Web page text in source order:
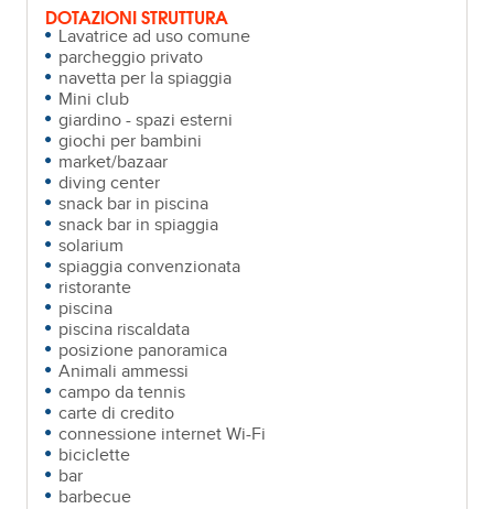
DOTAZIONI STRUTTURA
Lavatrice ad uso comune
parcheggio privato
navetta per la spiaggia
Mini club
giardino - spazi esterni
giochi per bambini
market/bazaar
diving center
snack bar in piscina
snack bar in spiaggia
solarium
spiaggia convenzionata
ristorante
piscina
piscina riscaldata
posizione panoramica
Animali ammessi
campo da tennis
carte di credito
connessione internet Wi-Fi
biciclette
bar
barbecue